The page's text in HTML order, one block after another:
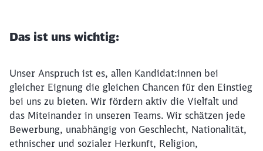
Das ist uns wichtig:
Unser Anspruch ist es, allen Kandidat:innen bei
gleicher Eignung die gleichen Chancen für den Einstieg
bei uns zu bieten. Wir fördern aktiv die Vielfalt und
das Miteinander in unseren Teams. Wir schätzen jede
Bewerbung, unabhängig von Geschlecht, Nationalität,
ethnischer und sozialer Herkunft, Religion,